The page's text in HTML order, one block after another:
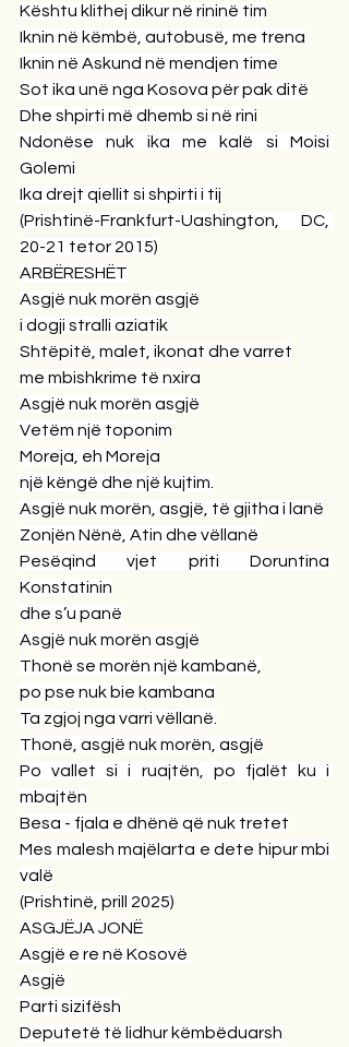
Kështu klithej dikur në rininë tim
Iknin në këmbë, autobusë, me trena
Iknin në Askund në mendjen time
Sot ika unë nga Kosova për pak ditë
Dhe shpirti më dhemb si në rini
Ndonëse nuk ika me kalë si Moisi
Golemi
Ika drejt qiellit si shpirti i tij
(Prishtinë-Frankfurt-Uashington, DC,
20-21 tetor 2015)
ARBËRESHËT
Asgjë nuk morën asgjë
i dogji stralli aziatik
Shtëpitë, malet, ikonat dhe varret
me mbishkrime të nxira
Asgjë nuk morën asgjë
Vetëm një toponim
Moreja, eh Moreja
një këngë dhe një kujtim.
Asgjë nuk morën, asgjë, të gjitha i lanë
Zonjën Nënë, Atin dhe vëllanë
Pesëqind vjet priti Doruntina
Konstatinin
dhe s’u panë
Asgjë nuk morën asgjë
Thonë se morën një kambanë,
po pse nuk bie kambana
Ta zgjoj nga varri vëllanë.
Thonë, asgjë nuk morën, asgjë
Po vallet si i ruajtën, po fjalët ku i
mbajtën
Besa - fjala e dhënë që nuk tretet
Mes malesh majëlarta e dete hipur mbi
valë
(Prishtinë, prill 2025)
ASGJËJA JONË
Asgjë e re në Kosovë
Asgjë
Parti sizifësh
Deputetë të lidhur këmbëduarsh